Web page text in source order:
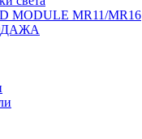
MODULE MR11/MR16